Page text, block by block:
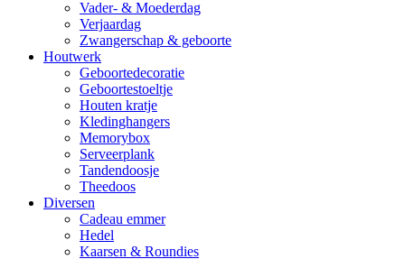
Vader- & Moederdag
Verjaardag
Zwangerschap & geboorte
Houtwerk
Geboortedecoratie
Geboortestoeltje
Houten kratje
Kledinghangers
Memorybox
Serveerplank
Tandendoosje
Theedoos
Diversen
Cadeau emmer
Hedel
Kaarsen & Roundies